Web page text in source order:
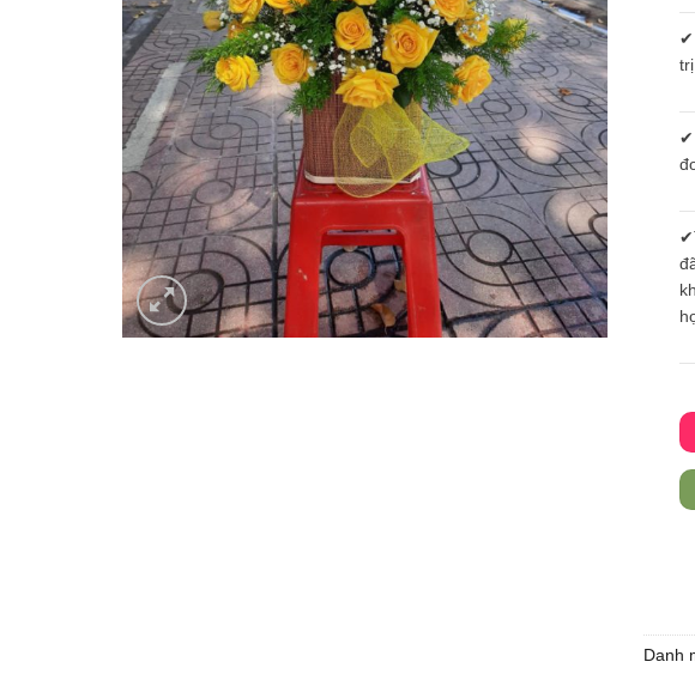
✔
✔
Danh